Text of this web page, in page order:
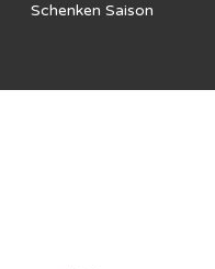
Schenken Saison